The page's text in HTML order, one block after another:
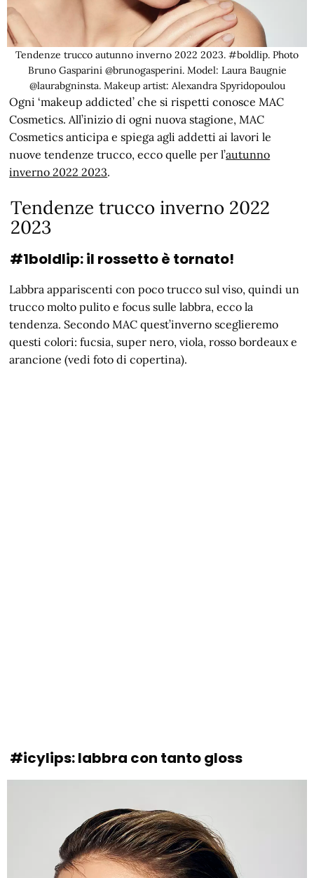
Tendenze trucco autunno inverno 2022 2023. #boldlip. Photo
Bruno Gasparini @brunogasperini. Model: Laura Baugnie
@laurabgninsta. Makeup artist: Alexandra Spyridopoulou
Ogni ‘makeup addicted’ che si rispetti conosce MAC
Cosmetics. All’inizio di ogni nuova stagione, MAC
Cosmetics anticipa e spiega agli addetti ai lavori le
nuove tendenze trucco, ecco quelle per l’autunno
inverno 2022 2023.
Tendenze trucco inverno 2022
2023
#1boldlip: il rossetto è tornato!
Labbra appariscenti con poco trucco sul viso, quindi un
trucco molto pulito e focus sulle labbra, ecco la
tendenza. Secondo MAC quest’inverno sceglieremo
questi colori: fucsia, super nero, viola, rosso bordeaux e
arancione (vedi foto di copertina).
#icylips: labbra con tanto gloss